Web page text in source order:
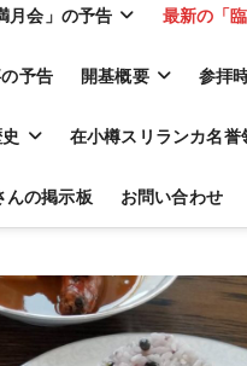
月会」の予告 最新の「
予告 開基概要 参拝
在小樽スリランカ名誉
んの掲示板 お問い合わせ